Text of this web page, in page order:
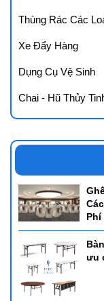
Thùng Rác Các
Xe Đẩy Hàng
Dụng Cụ Vệ Sinh
Chai - Hũ Thủy
Phí
ưu